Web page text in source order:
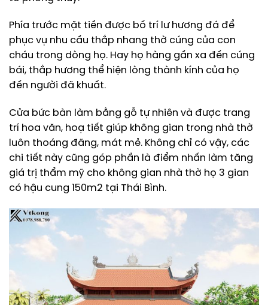
Phía trước mặt tiền được bố trí lư hương đá để
phục vụ nhu cầu thắp nhang thờ cúng của con
cháu trong dòng họ. Hay họ hàng gần xa đến cúng
bái, thắp hương thể hiện lòng thành kính của họ
đến người đã khuất.
Cửa bức bàn làm bằng gỗ tự nhiên và được trang
trí hoa văn, hoạ tiết giúp không gian trong nhà thờ
luôn thoáng đãng, mát mẻ. Không chỉ có vậy, các
chi tiết này cũng góp phần là điểm nhấn làm tăng
giá trị thẩm mỹ cho không gian nhà thờ họ 3 gian
có hậu cung 150m2 tại Thái Bình.